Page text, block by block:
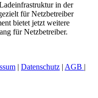
in der
für Netzbetreiber
bietet jetzt weitere
für Netzbetreiber.
| Datenschutz | AGB |